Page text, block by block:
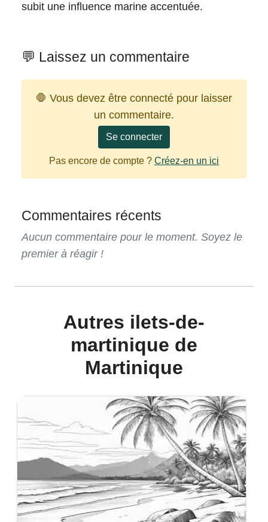
subit une influence marine accentuée.
💬 Laissez un commentaire
🛑 Vous devez être connecté pour laisser
un commentaire.
Se connecter
Pas encore de compte ? Créez-en un ici
Commentaires récents
Aucun commentaire pour le moment. Soyez le
premier à réagir !
Autres ilets-de-
martinique de
Martinique